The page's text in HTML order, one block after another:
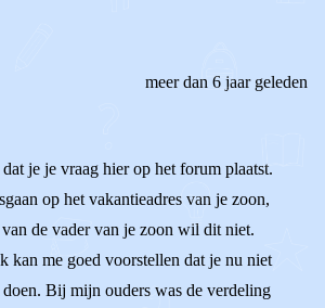
meer dan 6 jaar geleden
je je vraag hier op het forum plaatst.
op het vakantieadres van je zoon,
de vader van je zoon wil dit niet.
kan me goed voorstellen dat je nu niet
Bij mijn ouders was de verdeling